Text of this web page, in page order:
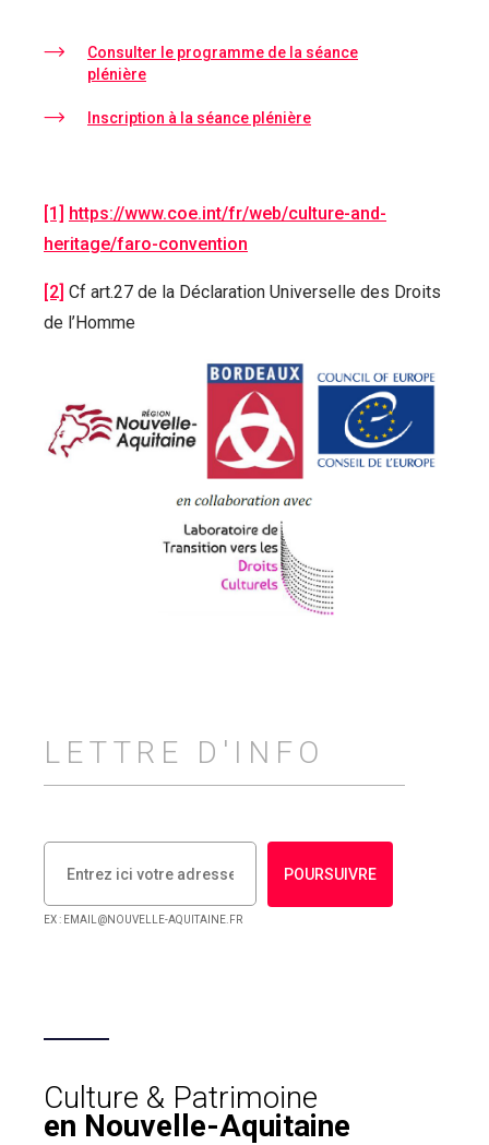
Consulter le programme de la séance
plénière
Inscription à la séance plénière
[1]
https://www.coe.int/fr/web/culture-and-
heritage/faro-convention
[2] Cf art.27 de la Déclaration Universelle des Droits
de l’Homme
LETTRE D'INFO
POURSUIVRE
EX : EMAIL@NOUVELLE-AQUITAINE.FR
Culture & Patrimoine
en Nouvelle-Aquitaine